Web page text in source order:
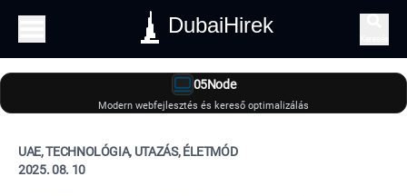
DubaiHirek
05Node
Modern webfejlesztés és kereső optimalizálás
UAE, TECHNOLÓGIA, UTAZÁS, ÉLETMÓD
2025. 08. 10